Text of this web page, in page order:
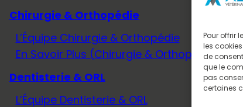
Pour offrir
les
de
que le
pas
certaines
Chirurgie & Orthopédie
L’Équipe Chirurgie & Orthopédie
En Savoir Plus (Chirurgie & Orthopédie)
Dentisterie & ORL
L’Équipe Dentisterie & ORL
En